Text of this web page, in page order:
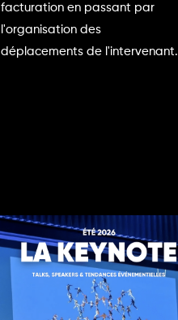
facturation en passant par
l'organisation des
déplacements de l'intervenant.